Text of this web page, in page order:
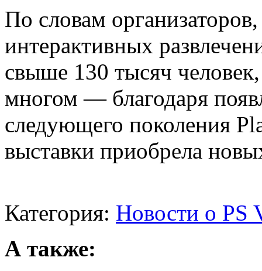
По словам
интерактивных
свыше 130 тысяч
многом — благодаря
следующего поколения
выставки приобрела
Категория: Новости о PS
А также: